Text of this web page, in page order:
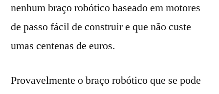
nenhum braço robótico baseado em motores
de passo fácil de construir e que não custe
umas centenas de euros.
Provavelmente o braço robótico que se pode